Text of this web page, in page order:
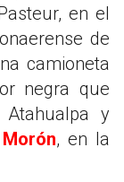
en el
de
camioneta
negra que
y
Morón, en la